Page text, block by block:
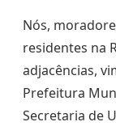
Nós,
residentes na
adjacências,
Prefeitura
Secretaria de